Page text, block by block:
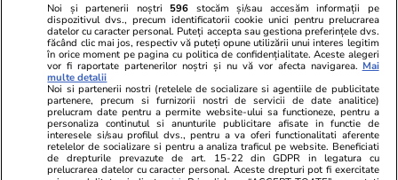
Noi și partenerii noștri 596 stocăm și/sau accesăm informații pe
dispozitivul dvs., precum identificatorii cookie unici pentru prelucrarea
datelor cu caracter personal. Puteți accepta sau gestiona preferințele dvs.
făcând clic mai jos, respectiv vă puteți opune utilizării unui interes legitim
în orice moment pe pagina cu politica de confidențialitate. Aceste alegeri
vor fi raportate partenerilor noștri și nu vă vor afecta navigarea. Mai
multe detalii
Noi si partenerii nostri (retelele de socializare si agentiile de publicitate
partenere, precum si furnizorii nostri de servicii de date analitice)
prelucram date pentru a permite website-ului sa functioneze, pentru a
personaliza continutul si anunturile publicitare afisate in functie de
interesele si/sau profilul dvs., pentru a va oferi functionalitati aferente
retelelor de socializare si pentru a analiza traficul pe website. Beneficiati
de drepturile prevazute de art. 15-22 din GDPR in legatura cu
prelucrarea datelor cu caracter personal. Aceste drepturi pot fi exercitate